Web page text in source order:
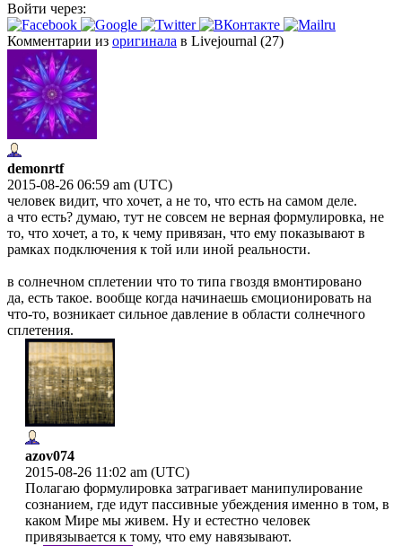
Войти через:
Комментарии из оригинала в Livejournal (27)
demonrtf
2015-08-26 06:59 am (UTC)
человек видит, что хочет, а не то, что есть на самом деле.
а что есть? думаю, тут не совсем не верная формулировка, не
то, что хочет, а то, к чему привязан, что ему показывают в
рамках подключения к той или иной реальности.
в солнечном сплетении что то типа гвоздя вмонтировано
да, есть такое. вообще когда начинаешь ємоционировать на
что-то, возникает сильное давление в области солнечного
сплетения.
azov074
2015-08-26 11:02 am (UTC)
Полагаю формулировка затрагивает манипулирование
сознанием, где идут пассивные убеждения именно в том, в
каком Мире мы живем. Ну и естестно человек
привязывается к тому, что ему навязывают.